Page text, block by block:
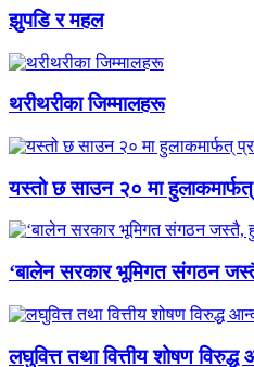
झुपडि र महल
थरीथरीका जिम्मालहरू
यस्तो छ साउन २० मा हुलाकमार्फत्
‘बालेन सरकार भूमिगत संगठन
लघुवित्त तथा वित्तीय शोषण